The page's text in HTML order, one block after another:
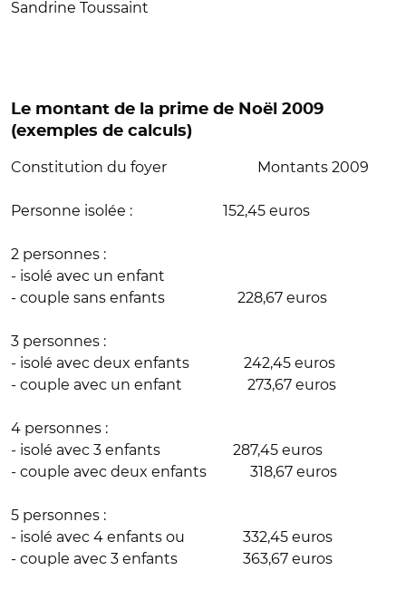
Sandrine Toussaint
Le montant de la prime de Noël 2009
(exemples de calculs)
Constitution du foyer Montants 2009
Personne isolée : 152,45 euros
2 personnes :
- isolé avec un enfant
- couple sans enfants 228,67 euros
3 personnes :
- isolé avec deux enfants 242,45 euros
- couple avec un enfant 273,67 euros
4 personnes :
- isolé avec 3 enfants 287,45 euros
- couple avec deux enfants 318,67 euros
5 personnes :
- isolé avec 4 enfants ou 332,45 euros
- couple avec 3 enfants 363,67 euros